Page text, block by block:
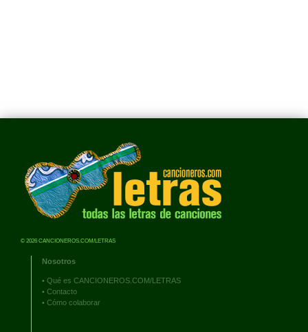
© 2026 CANCIONEROS.COM/LETRAS
Nosotros
• Qué es CANCIONEROS.COM/LETRAS
• Contacto
• Cómo colaborar